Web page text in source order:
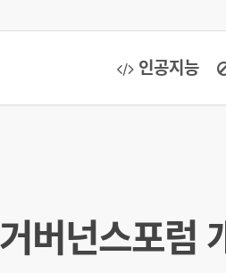
인공지능
버넌스포럼